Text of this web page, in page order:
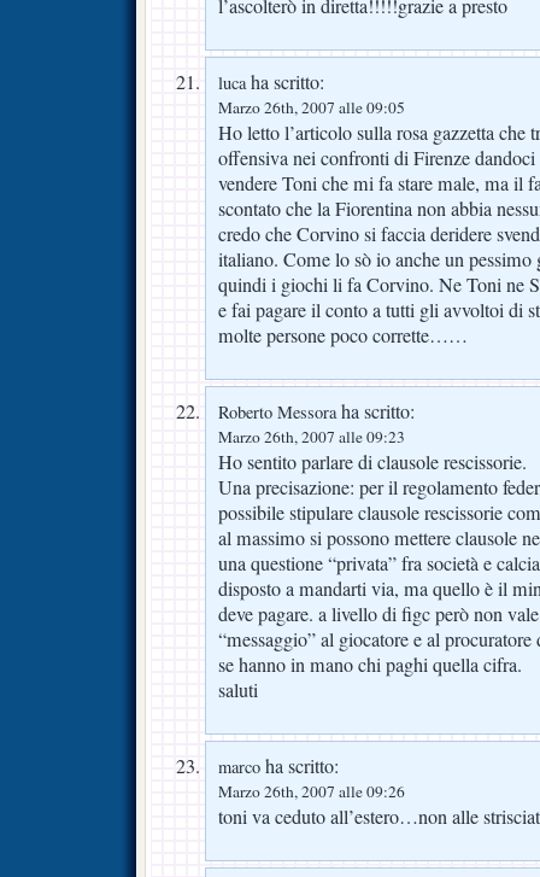
l’ascolterò in diretta!!!!!grazie a presto
lucaha scritto:
Marzo 26th, 2007 alle 09:05
Ho letto l’articolo sulla rosa gazzetta che
offensiva nei confronti di Firenze
vendere Toni che mi fa stare male, ma il
scontato che la Fiorentina non abbia
credo che Corvino si faccia deridere
italiano. Come lo sò io anche un pessimo
quindi i giochi li fa Corvino. Ne Toni ne
e fai pagare il conto a tutti gli avvoltoi di
molte persone poco corrette……
Roberto Messoraha scritto:
Marzo 26th, 2007 alle 09:23
Ho sentito parlare di clausole rescissorie.
Una precisazione: per il regolamento
possibile stipulare clausole rescissorie
al massimo si possono mettere clausole
una questione “privata” fra società e
disposto a mandarti via, ma quello è il
deve pagare. a livello di figc però non
“messaggio” al giocatore e al procuratore
se hanno in mano chi paghi quella cifra.
saluti
marco ha scritto:
Marzo 26th, 2007 alle 09:26
toni va ceduto all’estero…non alle